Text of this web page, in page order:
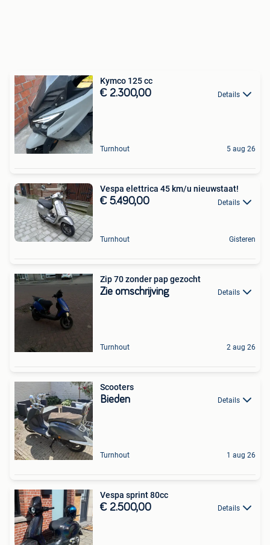
Kymco 125 cc
€ 2.300,00 Details
Turnhout 5 aug 26
Vespa elettrica 45 km/u nieuwstaat!
€ 5.490,00 Details
Turnhout Gisteren
Zip 70 zonder pap gezocht
Zie omschrijving Details
Turnhout 2 aug 26
Scooters
Bieden Details
Turnhout 1 aug 26
Vespa sprint 80cc
€ 2.500,00 Details